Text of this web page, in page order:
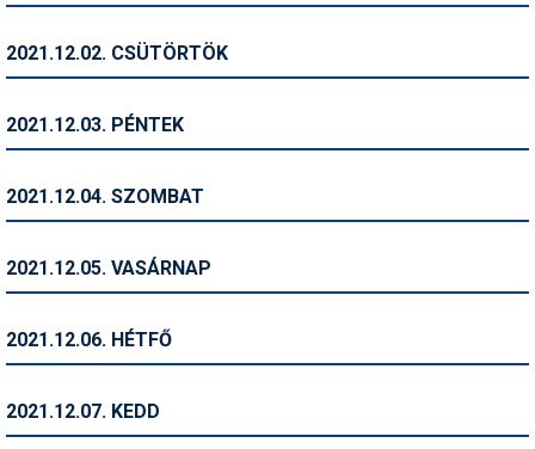
Ingatlan
Kerékpár
Magazinok
2021.12.02. CSÜTÖRTÖK
2021.12.03. PÉNTEK
2021.12.04. SZOMBAT
2021.12.05. VASÁRNAP
2021.12.06. HÉTFŐ
2021.12.07. KEDD